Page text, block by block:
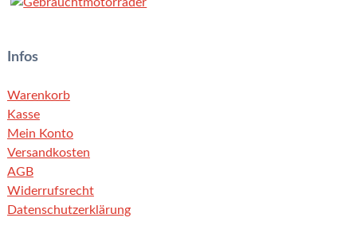
Infos
Warenkorb
Kasse
Mein Konto
Versandkosten
AGB
Widerrufsrecht
Datenschutzerklärung